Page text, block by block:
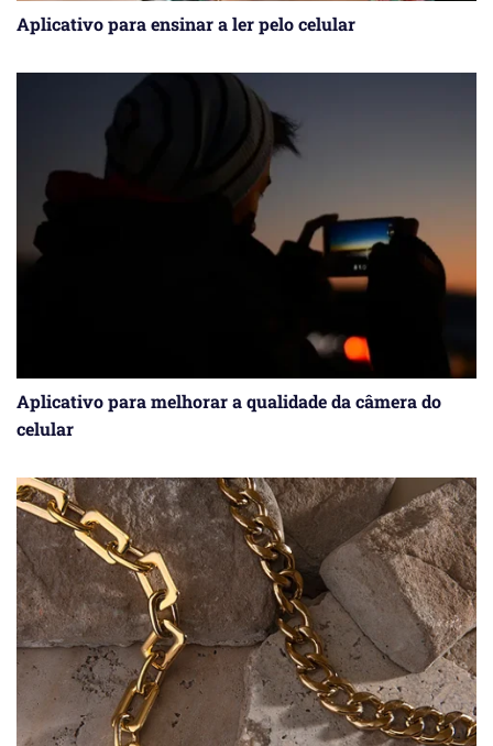
Aplicativo para ensinar a ler pelo celular
Aplicativo para melhorar a qualidade da câmera do
celular